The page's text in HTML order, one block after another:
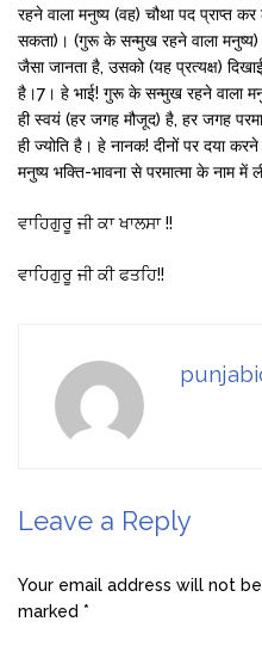
रहने वाला मनुष्य (वह) चौथा पद प्राप्त
सकता)। (गुरू के सन्मुख रहने वाला मनुष्य)
जैसा जानता है, उसको (यह प्रत्यक्ष)
है।7। हे भाई! गुरू के सन्मुख रहने वाला
ही स्वयं (हर जगह मौजूद) है, हर जगह
ही ज्योति है। हे नानक! दीनों पर दया
मनुष्य भक्ति-भावना से परमात्मा के नाम
ਵਾਹਿਗੁਰੂ ਜੀ ਕਾ ਖਾਲਸਾ !!
ਵਾਹਿਗੁਰੂ ਜੀ ਕੀ ਫਤਹਿ!!
Leave a Reply
Your email address will not
marked *